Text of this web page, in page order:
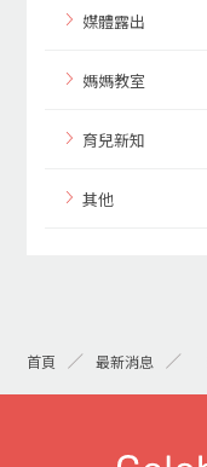
媒體露出
媽媽教室
育兒新知
其他
首頁 最新消息